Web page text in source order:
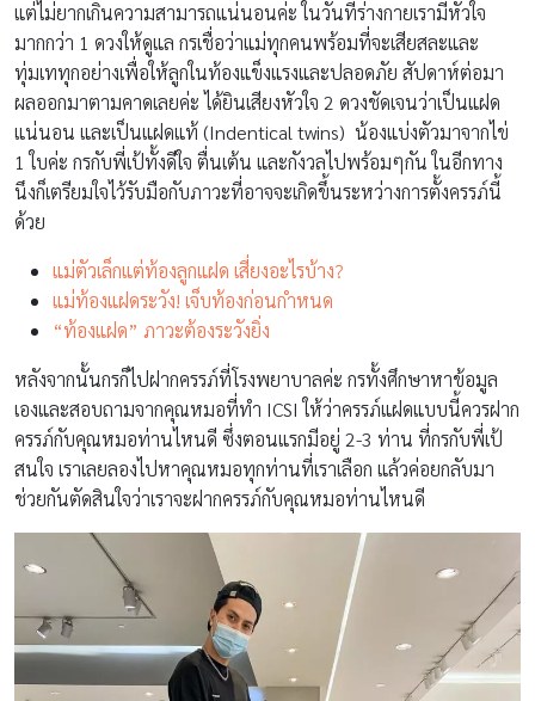
แต่ไม่ยากเกินความสามารถแน่นอนค่ะ ในวันที่ร่างกายเรามีหัวใจ
มากกว่า 1 ดวงให้ดูแล กรเชื่อว่าแม่ทุกคนพร้อมที่จะเสียสละและ
ทุ่มเททุกอย่างเพื่อให้ลูกในท้องแข็งแรงและปลอดภัย สัปดาห์ต่อมา
ผลออกมาตามคาดเลยค่ะ ได้ยินเสียงหัวใจ 2 ดวงชัดเจนว่าเป็นแฝด
แน่นอน และเป็นแฝดแท้ (Indentical twins) น้องแบ่งตัวมาจากไข่
1 ใบค่ะ กรกับพี่เป้ทั้งดีใจ ตื่นเต้น และกังวลไปพร้อมๆกัน ในอีกทาง
นึงก็เตรียมใจไว้รับมือกับภาวะที่อาจจะเกิดขึ้นระหว่างการตั้งครรภ์นี้
ด้วย
แม่ตัวเล็กแต่ท้องลูกแฝด เสี่ยงอะไรบ้าง?
แม่ท้องแฝดระวัง! เจ็บท้องก่อนกำหนด
“ท้องแฝด” ภาวะต้องระวังยิ่ง
หลังจากนั้นกรก็ไปฝากครรภ์ที่โรงพยาบาลค่ะ กรทั้งศึกษาหาข้อมูล
เองและสอบถามจากคุณหมอที่ทำ ICSI ให้ว่าครรภ์แฝดแบบนี้ควรฝาก
ครรภ์กับคุณหมอท่านไหนดี ซึ่งตอนแรกมีอยู่ 2-3 ท่าน ที่กรกับพี่เป้
สนใจ เราเลยลองไปหาคุณหมอทุกท่านที่เราเลือก แล้วค่อยกลับมา
ช่วยกันตัดสินใจว่าเราจะฝากครรภ์กับคุณหมอท่านไหนดี